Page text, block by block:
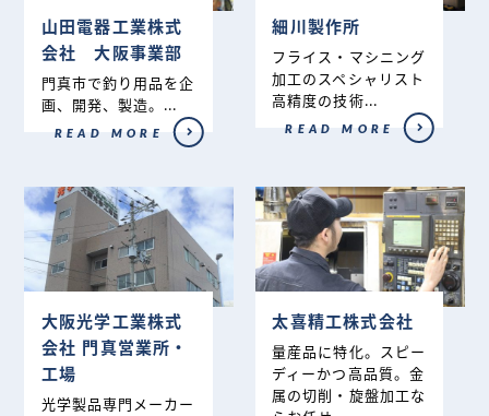
山田電器工業株式
会社 大阪事業部
門真市で釣り用品を企
画、開発、製造。...
READ MORE
細川製作所
フライス・マシニング
加工のスペシャリスト
高精度の技術...
READ MORE
大阪光学工業株式
会社 門真営業所・
工場
光学製品専門メーカー
太喜精工株式会社
量産品に特化。スピー
ディーかつ高品質。金
属の切削・旋盤加工な